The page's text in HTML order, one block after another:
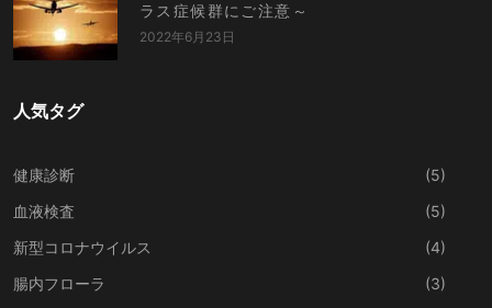
ラス症候群にご注意～
2022年6月23日
人気タグ
健康診断
(5)
血液検査
(5)
新型コロナウイルス
(4)
腸内フローラ
(3)